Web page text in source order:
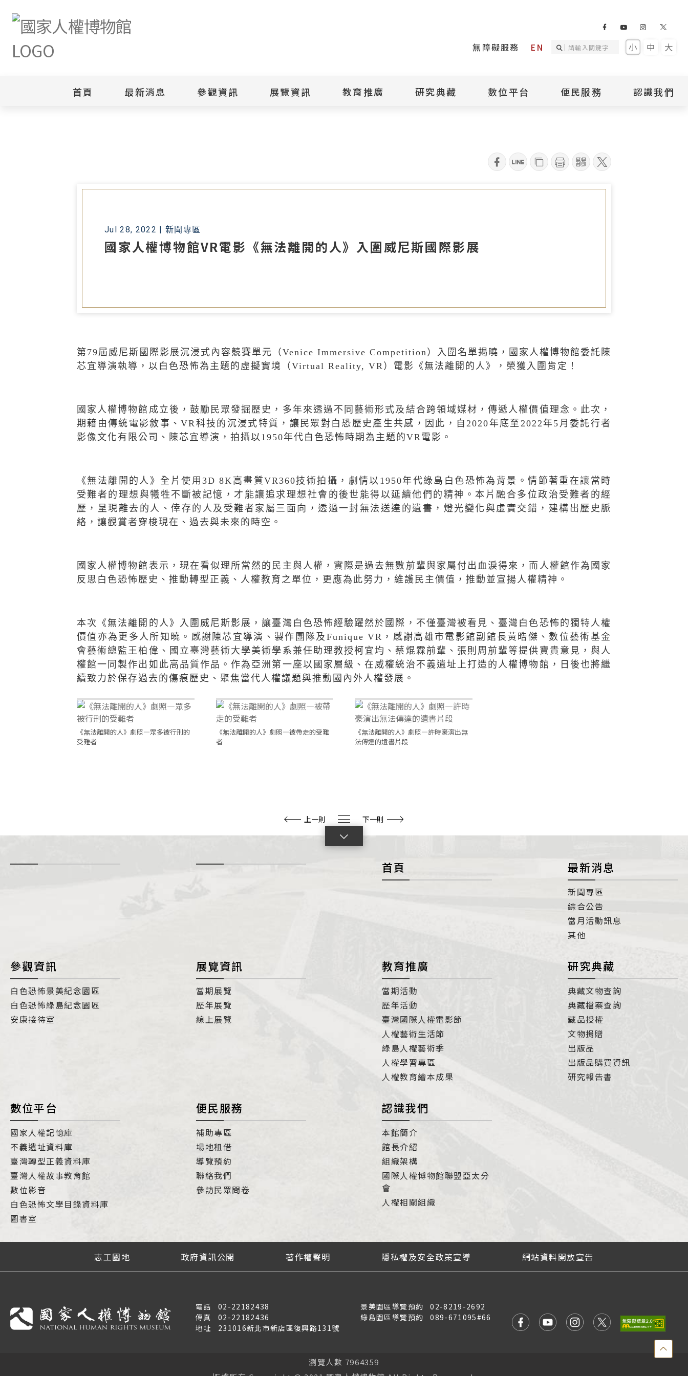
無障礙服務 EN
搜
小 中 大
首頁 最新消息 參觀資訊 展覽資訊 教育推廣 研究典藏 數位平台
庫
臺灣人權故事教育
便民服務
聯絡我們
參訪民眾問卷
認識我們
最新消息 國家人權博物館VR電影《無法離開的人》入圍威尼斯國際影展
qrcode
Jul 28, 2022 | 新聞專區
國家人權博物館VR電影《無法離開的人》入圍威尼斯國際影展
第 79屆威尼斯國際影展沉浸式內容競賽單元（ Venice Immersive Competition ）入圍名單揭曉，國家人權博物館委託陳
芯宜導演執導，以白色恐怖為主題的虛擬實境（ Virtual Reality, VR ）電影《無法離開的人》，榮獲入圍肯定！
國家人權博物館成立後，鼓勵民眾發掘歷史，多年來透過不同藝術形式及結合跨領域媒材，傳遞人權價值理念。此次，
期藉由傳統電影敘事、VR科技的沉浸式特質，讓民眾對白恐歷史產生共感，因此，自2020年底至 2022年5 月委託行者
影像文化有限公司、陳芯宜導演，拍攝以 1950年代白色恐怖時期為主題的VR電影。
《無法離開的人》全片使用 3D 8K 高畫質VR360技術拍攝，劇情以 1950年代綠島白色恐怖為背景。情節著重在讓當時
受難者的理想與犧牲不斷被記憶，才能讓追求理想社會的後世能得以延續他們的精神。本片融合多位政治受難者的經
歷，呈現離去的人、倖存的人及受難者家屬三面向，透過一封無法送達的遺書，燈光變化與虛實交錯，建構出歷史脈
絡，讓觀賞者穿梭現在、過去與未來的時空。
國家人權博物館表示，現在看似理所當然的民主與人權，實際是過去無數前輩與家屬付出血淚得來，而人權館作為國家
反思白色恐怖歷史、推動轉型正義、人權教育之單位，更應為此努力，維護民主價值，推動並宣揚人權精神。
本次《無法離開的人》入圍威尼斯影展，讓臺灣白色恐怖經驗躍然於國際，不僅臺灣被看見、臺灣白色恐怖的獨特人權
價值亦為更多人所知曉。感謝陳芯宜導演、製作團隊及 Funique VR ，感謝高雄市電影館副館長黃晧傑、數位藝術基金
會藝術總監王柏偉、國立臺灣藝術大學美術學系兼任助理教授柯宜均、蔡焜霖前輩、張則周前輩等提供寶貴意見，與人
權館一同製作出如此高品質作品。作為亞洲第一座以國家層級、在威權統治不義遺址上打造的人權博物館，日後也將繼
續致力於保存過去的傷痕歷史、聚焦當代人權議題與推動國內外人權發展。
《無法離開的人》劇照—眾多被行刑的
受難者
《無法離開的人》劇照—被帶走的受難
者
《無法離開的人》劇照—許時豪演出無
法傳達的遺書片段
上一則 下一則
點
首頁 最新消息
新聞專區
綜合公告
當月活動訊息
其他
參觀資訊
白色恐怖景美紀念園區
白色恐怖綠島紀念園區
安康接待室
展覽資訊
當期展覽
歷年展覽
線上展覽
教育推廣
當期活動
歷年活動
臺灣國際人權電影節
人權藝術生活節
綠島人權藝術季
人權學習專區
人權教育繪本成果
研究典藏
典藏文物查詢
典藏檔案查詢
藏品授權
文物捐贈
出版品
出版品購買資訊
研究報告書
數位平台
國家人權記憶庫
不義遺址資料庫
臺灣轉型正義資料庫
臺灣人權故事教育館
數位影音
白色恐怖文學目錄資料庫
圖書室
便民服務
補助專區
場地租借
導覽預約
聯絡我們
參訪民眾問卷
認識我們
本館簡介
館長介紹
組織架構
國際人權博物館聯盟亞太分
會
人權相關組織
志工園地 政府資訊公開 著作權聲明 隱私權及安全政策宣導 網站資料開放宣告
電話
02-22182438
傳真
02-22182436
地址
231016新北市新店區復興路131號
景美園區導覽預約
02-8219-2692
綠島園區導覽預約
089-671095#66
瀏覽人數 7964359